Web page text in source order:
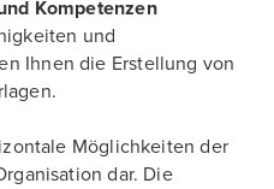
Kompetenzen
und
Ihnen die Erstellung von
Möglichkeiten der
dar. Die